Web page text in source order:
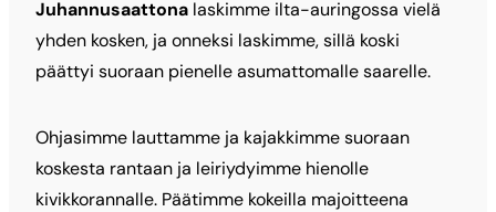
Juhannusaattona laskimme ilta-auringossa vielä
yhden kosken, ja onneksi laskimme, sillä koski
päättyi suoraan pienelle asumattomalle saarelle.
Ohjasimme lauttamme ja kajakkimme suoraan
koskesta rantaan ja leiriydyimme hienolle
kivikkorannalle. Päätimme kokeilla majoitteena